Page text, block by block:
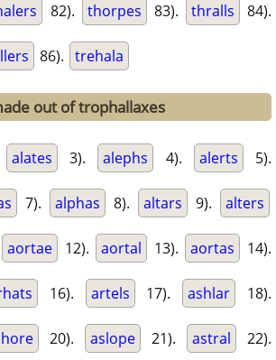
82). thorpes 83). thralls 84).
86). trehala
out of trophallaxes
alates 3). alephs 4). alerts 5).
7). alphas 8). altars 9). alters
aortae 12). aortal 13). aortas 14).
16). artels 17). ashlar 18).
20). aslope 21). astral 22).